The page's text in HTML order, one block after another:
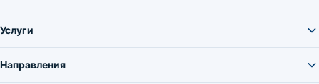
Услуги
Направления